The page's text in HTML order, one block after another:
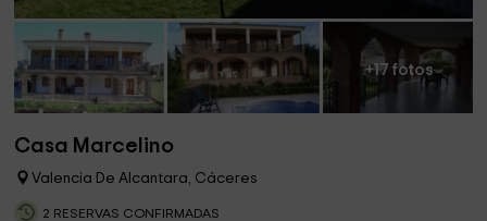
+17 fotos
Casa Marcelino
Valencia De Alcantara, Cáceres
2 RESERVAS CONFIRMADAS